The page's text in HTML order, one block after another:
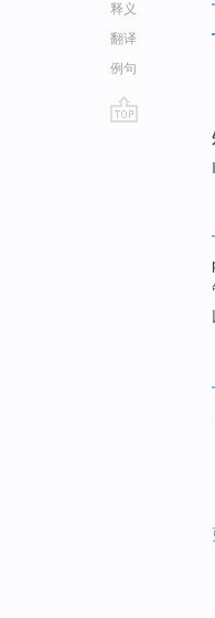
释义
翻译
例句